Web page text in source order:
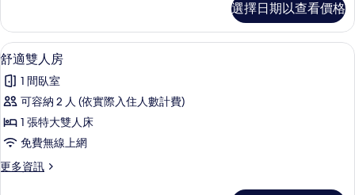
所
有
相
片
雙
人
房
詳
情
選擇日期以查看價格
顯
示
舒
適
雙
房
9
舒適雙人房
1 間臥室
可容納 2 人 (依實際入住人數計費)
1 張特大雙人床
免費無線上網
更多資訊
更